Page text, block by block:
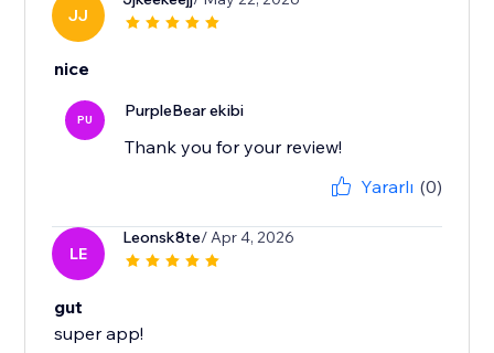
JJ
nice
PU PurpleBear ekibi
Thank you for your review!
Yararlı (0)
LE
Leonsk8te/ Apr 4, 2026
gut
super app!